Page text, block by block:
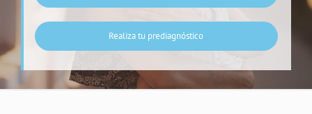
Realiza tu prediagnóstico